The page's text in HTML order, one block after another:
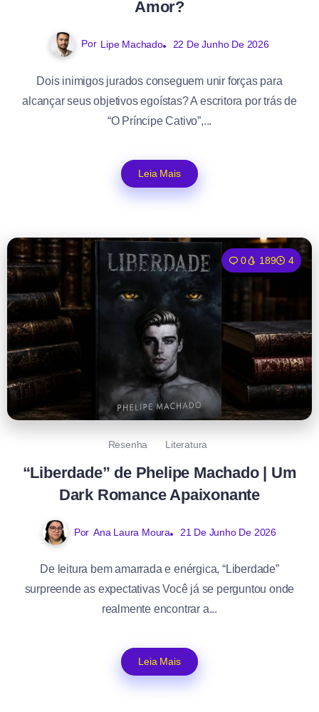
Amor?
Por Lipe Machado 22 De Junho De 2026
Dois inimigos jurados conseguem unir forças para
alcançar seus objetivos egoístas? A escritora por trás de
“O Príncipe Cativo”,...
Leia Mais
0 189 4
Resenha Literatura
“Liberdade” de Phelipe Machado | Um
Dark Romance Apaixonante
Por Ana Laura Moura 21 De Junho De 2026
De leitura bem amarrada e enérgica, “Liberdade”
surpreende as expectativas Você já se perguntou onde
realmente encontrar a...
Leia Mais